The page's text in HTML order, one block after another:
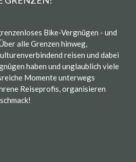
Bike-Vergnügen - und
alle Grenzen hinweg,
reisen und dabei
haben und unglaublich viele
Momente unterwegs
Reiseprofis, organisieren